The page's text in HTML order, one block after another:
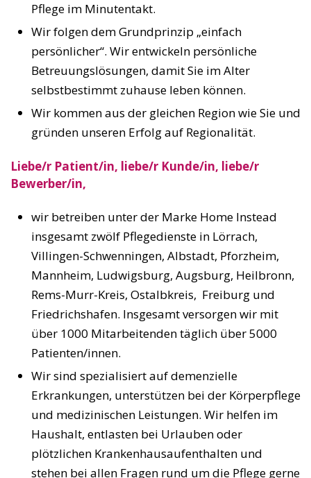
Pflege im Minutentakt.
Wir folgen dem Grundprinzip „einfach
persönlicher“. Wir entwickeln persönliche
Betreuungslösungen, damit Sie im Alter
selbstbestimmt zuhause leben können.
Wir kommen aus der gleichen Region wie Sie und
gründen unseren Erfolg auf Regionalität.
Liebe/r Patient/in, liebe/r Kunde/in, liebe/r
Bewerber/in,
wir betreiben unter der Marke Home Instead
insgesamt zwölf Pflegedienste in Lörrach,
Villingen-Schwenningen, Albstadt, Pforzheim,
Mannheim, Ludwigsburg, Augsburg, Heilbronn,
Rems-Murr-Kreis, Ostalbkreis, Freiburg und
Friedrichshafen. Insgesamt versorgen wir mit
über 1000 Mitarbeitenden täglich über 5000
Patienten/innen.
Wir sind spezialisiert auf demenzielle
Erkrankungen, unterstützen bei der Körperpflege
und medizinischen Leistungen. Wir helfen im
Haushalt, entlasten bei Urlauben oder
plötzlichen Krankenhausaufenthalten und
stehen bei allen Fragen rund um die Pflege gerne